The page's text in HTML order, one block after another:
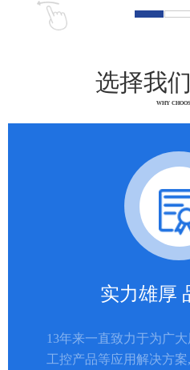
选择我
WHY
实力雄厚
13年来一直致力于为广
工控产品等应用解决方